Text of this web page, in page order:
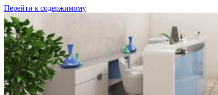
Перейти к содержимому